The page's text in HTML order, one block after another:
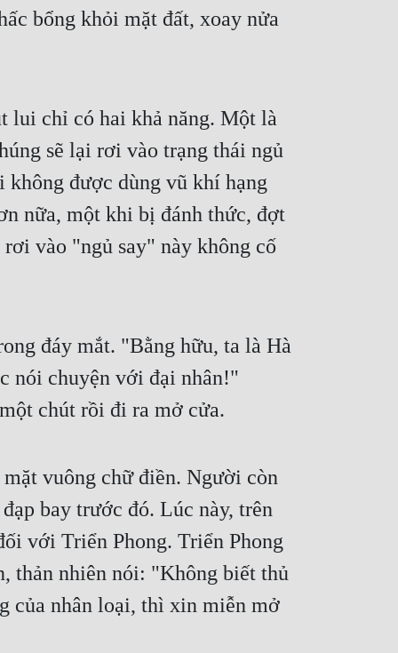
bổng khỏi mặt đất, xoay nửa
lui chỉ có hai khả năng. Một là
sẽ lại rơi vào trạng thái ngủ
không được dùng vũ khí hạng
nữa, một khi bị đánh thức, đợt
vào "ngủ say" này không cố
đáy mắt. "Bằng hữu, ta là Hà
nói chuyện với đại nhân!"
chút rồi đi ra mở cửa.
vuông chữ điền. Người còn
bay trước đó. Lúc này, trên
với Triển Phong. Triển Phong
thản nhiên nói: "Không biết thủ
của nhân loại, thì xin miễn mở